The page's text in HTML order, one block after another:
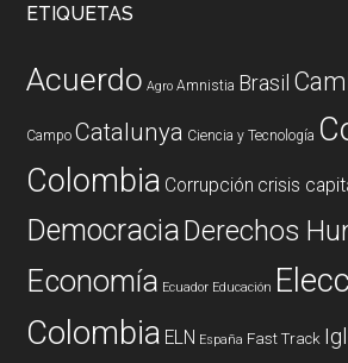
ETIQUETAS
Acuerdo Agro Amnistia Brasil
Campo Catalunya Ciencia y Tecnología
Colombia Corrupción crisis
DemocraciaDerechos
Economía Ecuador Educación
Colombia ELN España Fast Track